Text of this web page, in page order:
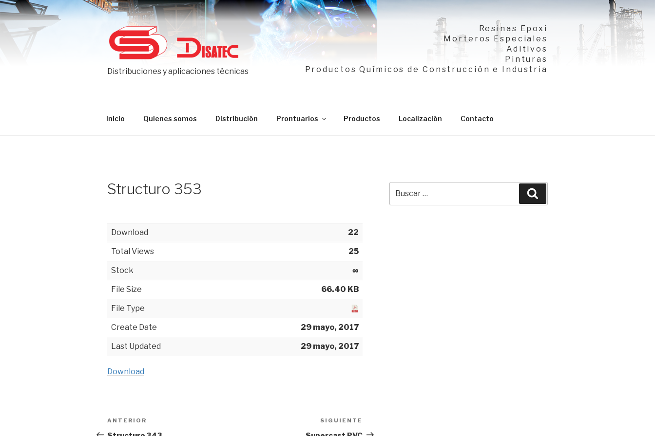
Ir
al
contenido
Resinas Epoxi
Morteros Especiales
Aditivos
Pinturas
Productos Químicos de Construcción e Industria
Distribuciones y aplicaciones técnicas
Inicio Quienes somos Distribución Prontuarios Productos Localización Contacto
Structuro 353
Download 22
Total Views 25
Stock ∞
File Size 66.40 KB
File Type
Create Date 29 mayo, 2017
Last Updated 29 mayo, 2017
Download
Navegación
Entrada
anterior:
ANTERIOR
entrada
SIGUIENTE
por: